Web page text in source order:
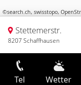
©search.ch, swisstopo,
Stettemerstr.
8207 Schaffhausen
Tel Wetter